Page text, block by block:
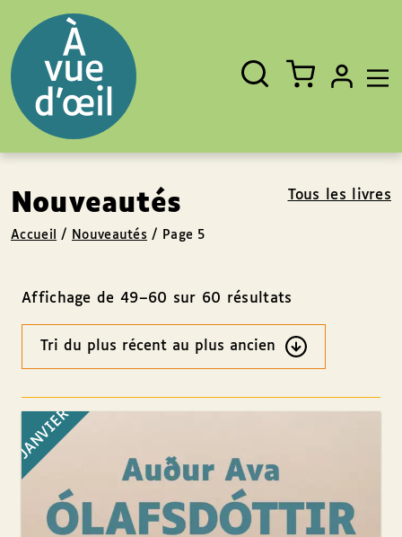
Fermer
Rechercher
un
livre,
un
auteur,
un
EAN
Nouveautés Tous les livres
Accueil / Nouveautés / Page 5
Affichage de 49–60 sur 60 résultats
Ordre
JANVIER